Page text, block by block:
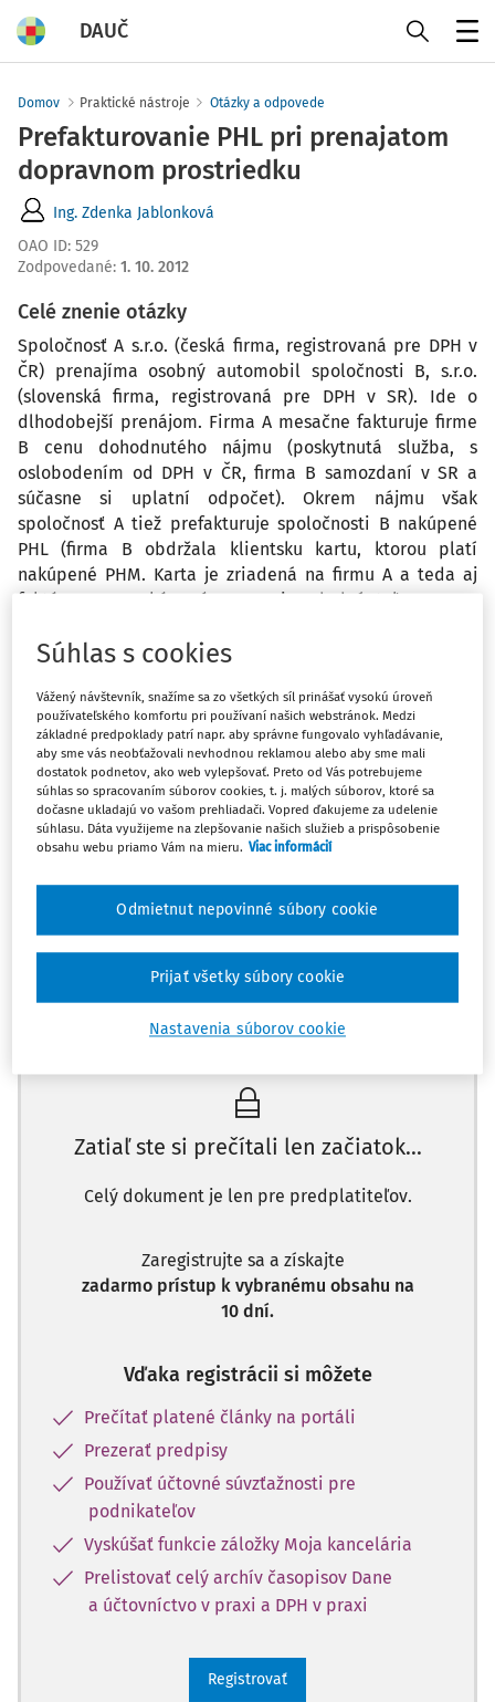
DAUČ
Domov Praktické nástroje Otázky a odpovede
Prefakturovanie PHL pri prenajatom
dopravnom prostriedku
Ing. Zdenka Jablonková
OAO ID: 529
Zodpovedané: 1. 10. 2012
Celé znenie otázky
Spoločnosť A s.r.o. (česká firma, registrovaná pre DPH v
ČR) prenajíma osobný automobil spoločnosti B, s.r.o.
(slovenská firma, registrovaná pre DPH v SR). Ide o
dlhodobejší prenájom. Firma A mesačne fakturuje firme
B cenu dohodnutého nájmu (poskytnutá služba, s
oslobodením od DPH v ČR, firma B samozdaní v SR a
súčasne si uplatní odpočet). Okrem nájmu však
spoločnosť A tiež prefakturuje spoločnosti B nakúpené
PHL (firma B obdržala klientsku kartu, ktorou platí
nakúpené PHM. Karta je zriadená na firmu A a teda aj
faktúra za nakúpené PHM je dodaáateľom PHM
látky firme B. Treba posudzovať dodanie tohto plnenia
zdaniteľného plnenia a povinnosť platiť DPH? Alebo je
toto dodanie služby (náklady súvisiace s prenájmom
vozidla) a tým pádom je plnenie v ČR oslobodené a v SR
samozdanené s nárokom na odpočítanie poločnosť B
povinná viesť evidenciu jázd a či si môže (za
predpokladu, že vozidlo využíva výlučne na
podnikateľské účely) výdavky na automobil v plnej výške
uplatniť do nákladov.
Odpoveď
Máte predplatné?
Zatiaľ ste si prečítali len začiatok...
Celý dokument je len pre predplatiteľov.
Zaregistrujte sa a získajte
zadarmo prístup k vybranému obsahu na
10 dní.
Vďaka registrácii si môžete
Prečítať platené články na portáli
Prezerať predpisy
Používať účtovné súvzťažnosti pre
podnikateľov
Vyskúšať funkcie záložky Moja kancelária
Prelistovať celý archív časopisov Dane
a účtovníctvo v praxi a DPH v praxi
Registrovať
Súhlas s cookies
Vážený návštevník, snažíme sa zo všetkých síl prinášať vysokú úroveň
používateľského komfortu pri používaní našich webstránok. Medzi
základné predpoklady patrí napr. aby správne fungovalo vyhľadávanie,
aby sme vás neobťažovali nevhodnou reklamou alebo aby sme mali
dostatok podnetov, ako web vylepšovať. Preto od Vás potrebujeme
súhlas so spracovaním súborov cookies, t. j. malých súborov, ktoré sa
dočasne ukladajú vo vašom prehliadači. Vopred ďakujeme za udelenie
súhlasu. Dáta využijeme na zlepšovanie našich služieb a prispôsobenie
obsahu webu priamo Vám na mieru. Viac informácií
Nastavenia súborov cookie
Odmietnut nepovinné súbory cookie
Prijať všetky súbory cookie